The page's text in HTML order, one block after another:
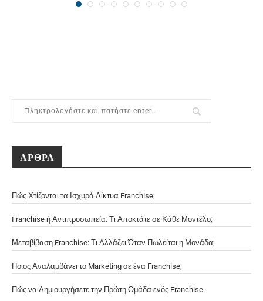
ΑΡΘΡΑ
Πώς Χτίζονται τα Ισχυρά Δίκτυα Franchise;
Franchise ή Αντιπροσωπεία: Τι Αποκτάτε σε Κάθε Μοντέλο;
Μεταβίβαση Franchise: Τι Αλλάζει Όταν Πωλείται η Μονάδα;
Ποιος Αναλαμβάνει το Marketing σε ένα Franchise;
Πώς να Δημιουργήσετε την Πρώτη Ομάδα ενός Franchise